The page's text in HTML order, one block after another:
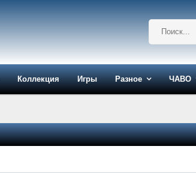
Коллекция Игры Разное ЧАВО